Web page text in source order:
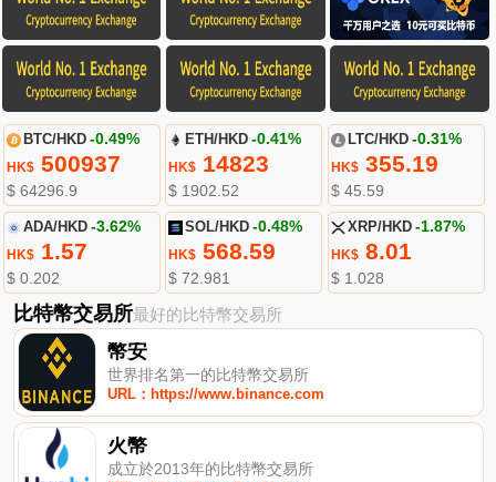
BTC/HKD -0.49%
HK$500937
$ 64296.9
ETH/HKD -0.41%
HK$ 14823
$ 1902.52
LTC/HKD -0.31%
HK$355.19
$ 45.59
ADA/HKD -3.62%
HK$1.57
$ 0.202
SOL/HKD -0.48%
HK$ 568.59
$ 72.981
XRP/HKD -1.87%
HK$8.01
$ 1.028
比特幣交易所最好的比特幣交易所
幣安
世界排名第一的比特幣交易所
URL：https://www.binance.com
火幣
成立於2013年的比特幣交易所